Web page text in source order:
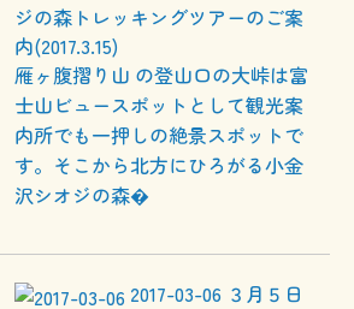
ジの森トレッキングツアーのご案
内(2017.3.15)
雁ヶ腹摺り山 の登山口の大峠は富
士山ビュースポットとして観光案
内所でも一押しの絶景スポットで
す。そこから北方にひろがる小金
沢シオジの森�
2017-03-06 ３月５日